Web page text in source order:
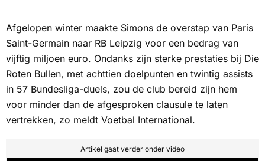
Afgelopen winter maakte Simons de overstap van Paris
Saint-Germain naar RB Leipzig voor een bedrag van
vijftig miljoen euro. Ondanks zijn sterke prestaties bij Die
Roten Bullen, met achttien doelpunten en twintig assists
in 57 Bundesliga-duels, zou de club bereid zijn hem
voor minder dan de afgesproken clausule te laten
vertrekken, zo meldt Voetbal International.
Artikel gaat verder onder video